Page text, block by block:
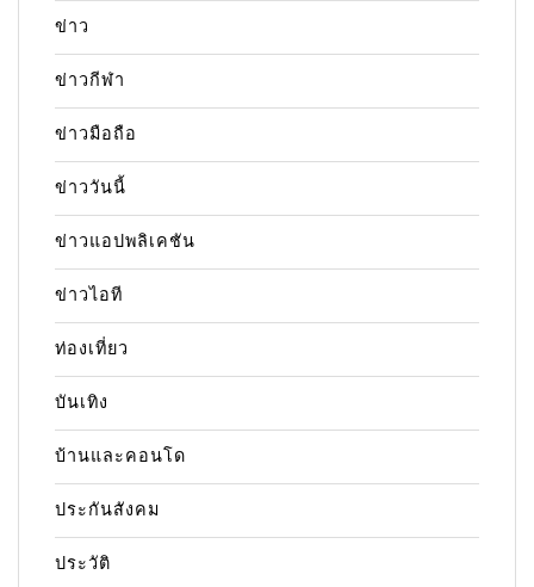
ข่าว
ข่าวกีฬา
ข่าวมือถือ
ข่าววันนี้
ข่าวแอปพลิเคชัน
ข่าวไอที
ท่องเที่ยว
บันเทิง
บ้านและคอนโด
ประกันสังคม
ประวัติ